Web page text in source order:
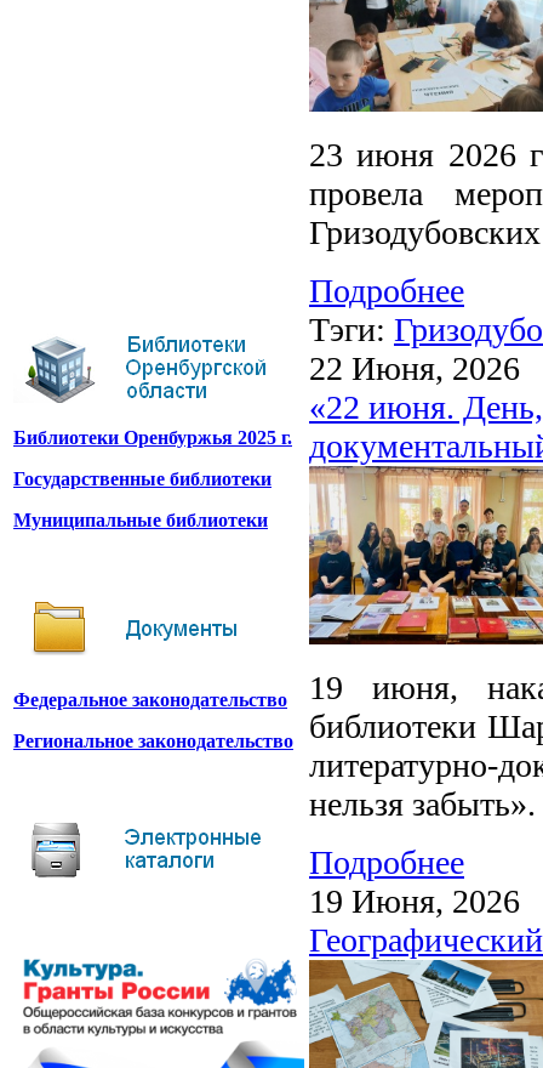
Библиотеки Оренбуржья 2025 г.
Государственные библиотеки
Муниципальные библиотеки
Федеральное законодательство
Региональное законодательство
23 июня 2026
провела
Подробнее
Тэги:
22 Июня, 2026
«22 июня. День,
19 июня,
библиотеки
литературно-
нельзя забыть».
Подробнее
19 Июня, 2026